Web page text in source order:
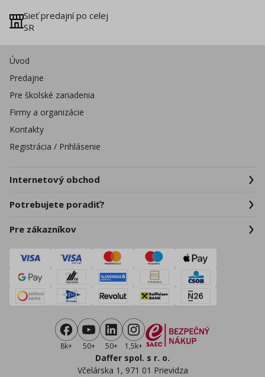
Sieť predajní po celej
SR
Úvod
Predajne
Pre školské zariadenia
Firmy a organizácie
Kontakty
Registrácia / Prihlásenie
Internetový obchod
Potrebujete poradiť?
Pre zákazníkov
Daffer spol. s r. o.
Včelárska 1, 971 01 Prievidza
8k+ 50+ 50+ 1,5k+